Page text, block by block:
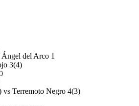
del Arco 1
3(4)
vs Terremoto Negro 4(3)